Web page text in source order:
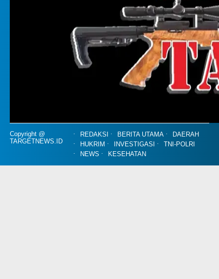
Copyright @
TARGETNEWS.ID
REDAKSI BERITA UTAMA
DAERAH
HUKRIM
INVESTIGASI
TNI-POLRI
NEWS
KESEHATAN